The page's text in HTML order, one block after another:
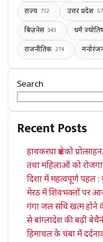
राज्य 712 उत्तर प्रदेश
बिज़नेस 343 धर्म
राजनीतिक 274
Search
Recent Posts
हाथकरघा क्षेत्र को
तथा महिलाओं को
दिशा में महत्वपूर्ण पहल :
मेरठ में शिवभक्तों पर आज
गंगा जल संधि खत्म होने
से बांग्लादेश की बढ़ी
हिमाचल के चंबा में